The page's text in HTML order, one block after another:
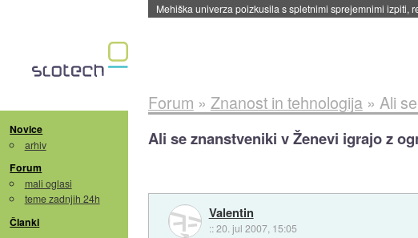
Evropska vesoljska agencija razvija svojo raketo za
Novice
arhiv
Forum
mali oglasi
teme zadnjih 24h
Članki
Forum » Znanost in tehnologija» Ali
Ali se znanstveniki v Ženevi igrajo z
Valentin
::20. jul 2007, 15:05